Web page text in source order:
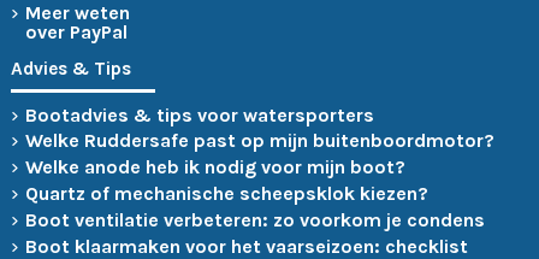
Meer weten
over PayPal
Advies & Tips
Bootadvies & tips voor watersporters
Welke Ruddersafe past op mijn buitenboordmotor?
Welke anode heb ik nodig voor mijn boot?
Quartz of mechanische scheepsklok kiezen?
Boot ventilatie verbeteren: zo voorkom je condens
Boot klaarmaken voor het vaarseizoen: checklist